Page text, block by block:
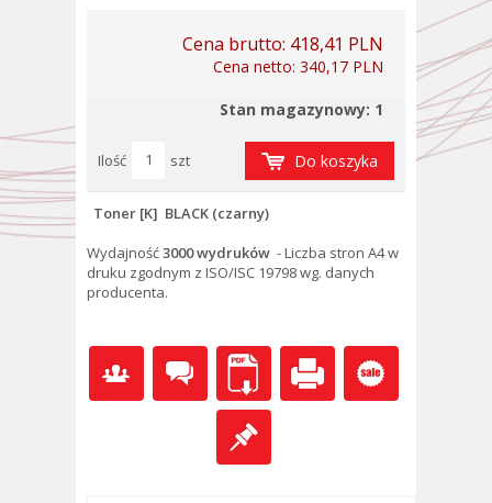
Cena brutto: 418,41 PLN
Cena netto: 340,17 PLN
Stan magazynowy: 1
Ilość szt Do koszyka
Toner [K] BLACK (czarny)
Wydajność3000 wydruków - Liczba stron A4 w
druku zgodnym z ISO/ISC 19798 wg. danych
producenta.